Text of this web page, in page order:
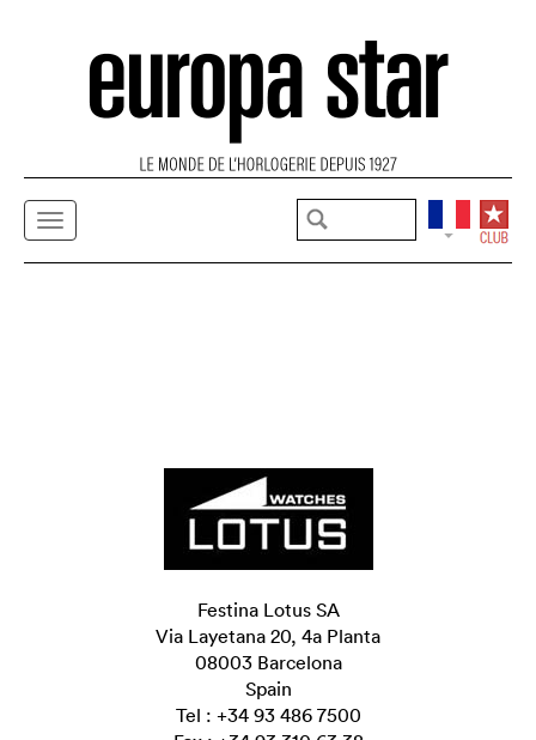
Festina Lotus SA
Via Layetana 20, 4a Planta
08003 Barcelona
Spain
Tel : +34 93 486 7500